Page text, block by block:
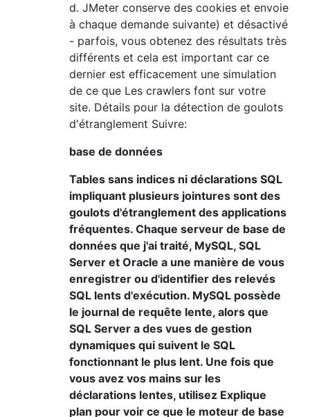
d. JMeter conserve des cookies et envoie
à chaque demande suivante) et désactivé
- parfois, vous obtenez des résultats très
différents et cela est important car ce
dernier est efficacement une simulation
de ce que Les crawlers font sur votre
site. Détails pour la détection de goulots
d'étranglement Suivre:
base de données
Tables sans indices ni déclarations SQL
impliquant plusieurs jointures sont des
goulots d'étranglement des applications
fréquentes. Chaque serveur de base de
données que j'ai traité, MySQL, SQL
Server et Oracle a une manière de vous
enregistrer ou d'identifier des relevés
SQL lents d'exécution. MySQL possède
le journal de requête lente, alors que
SQL Server a des vues de gestion
dynamiques qui suivent le SQL
fonctionnant le plus lent. Une fois que
vous avez vos mains sur les
déclarations lentes, utilisez Explique
plan pour voir ce que le moteur de base